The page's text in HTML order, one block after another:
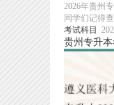
2026年贵州
同学们记得查
考试科目
贵州专升本